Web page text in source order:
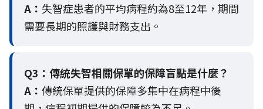
A： 失智症患者的平均病程約為8至12年，期間
需要長期的照護與財務支出。
Q3： 傳統失智相關保單的保障盲點是什麼？
A： 傳統保單提供的保障多集中在病程中後